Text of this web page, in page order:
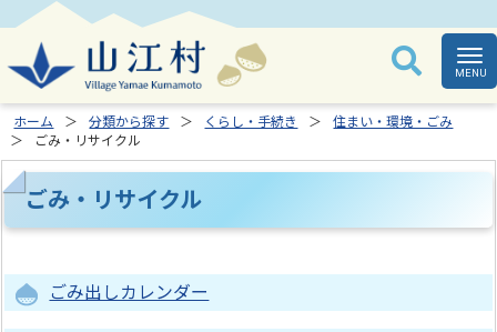
ホーム 分類から探す くらし・手続き
住まい・環境・ごみ
ごみ・リサイクル
ごみ・リサイクル
ごみ出しカレンダー